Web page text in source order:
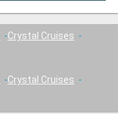
Crystal Cruises
Crystal Cruises